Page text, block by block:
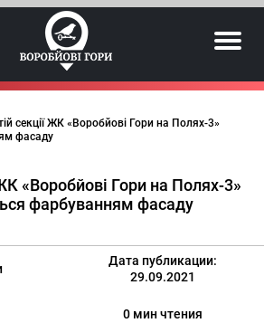
секції ЖК «Воробйові Гори на Полях-3»
фасаду
«Воробйові Гори на Полях-3»
фарбуванням фасаду
Дата публикации:
29.09.2021
0 мин чтения